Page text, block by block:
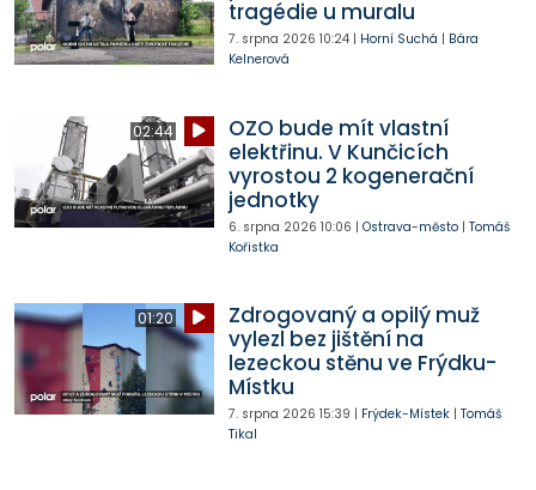
tragédie u muralu
7. srpna 2026 10:24| Horní Suchá | Bára
Kelnerová
02:44
OZO bude mít vlastní
elektřinu. V Kunčicích
vyrostou 2 kogenerační
jednotky
6. srpna 2026 10:06 | Ostrava-město| Tomáš
Kořistka
01:20
Zdrogovaný a opilý muž
vylezl bez jištění na
lezeckou stěnu ve Frýdku-
Místku
7. srpna 2026 15:39 | Frýdek-Místek| Tomáš
Tikal